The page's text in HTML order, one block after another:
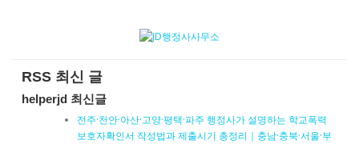
RSS 최신 글
helperjd 최신글
전주·천안·아산·고양·평택·파주 행정사가 설명하는 학교폭력
보호자확인서 작성법과 제출시기 총정리｜충남·충북·서울·부